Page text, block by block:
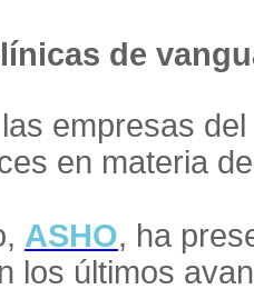
de
empresas
en materia
ASHO, ha
los últimos